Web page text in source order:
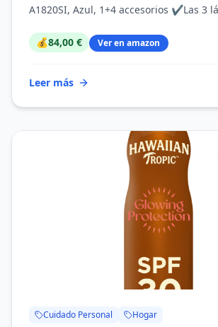
Recargable, 50 Min de
A1820SI, Azul, 1+4 accesorios ✔️Las 3
💰84,00 € Ver en amazon
Leer más
Cuidado Personal Hogar